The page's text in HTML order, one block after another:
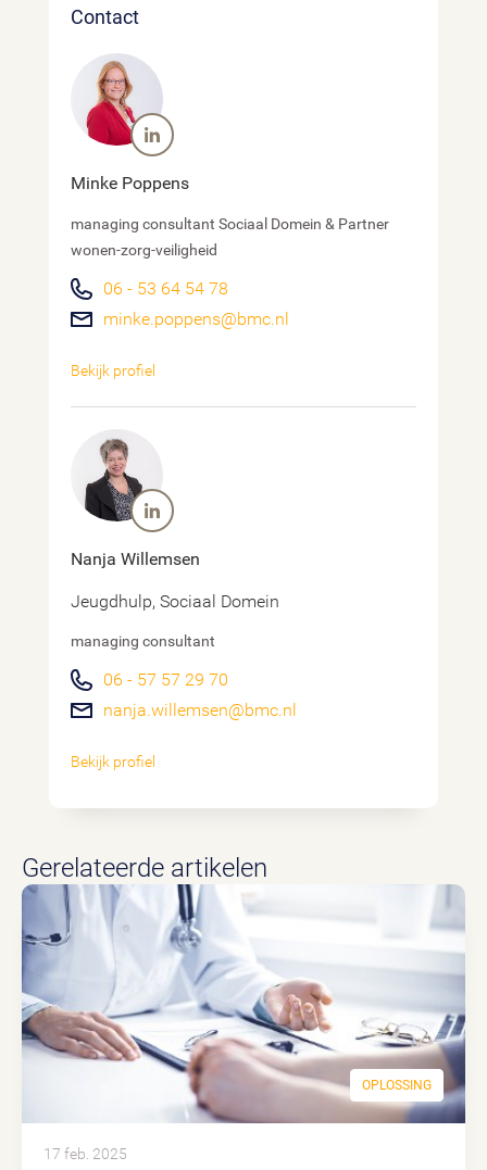
Contact
Minke Poppens
managing consultant Sociaal Domein & Partner
wonen-zorg-veiligheid
06 - 53 64 54 78
minke.poppens@bmc.nl
Bekijk profiel
Nanja Willemsen
Jeugdhulp, Sociaal Domein
managing consultant
06 - 57 57 29 70
nanja.willemsen@bmc.nl
Bekijk profiel
Gerelateerde artikelen
OPLOSSING
17 feb. 2025